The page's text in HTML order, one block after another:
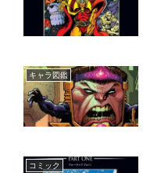
キャラ図鑑
コミック